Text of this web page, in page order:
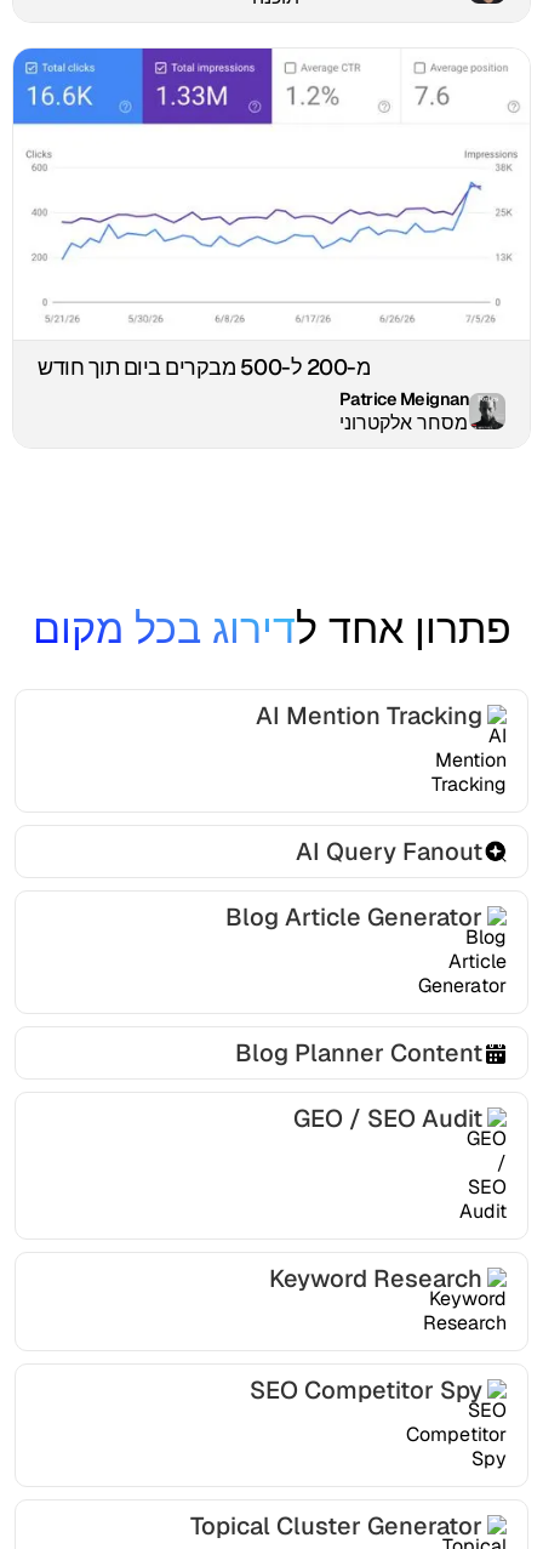
מ-200 ל-500 מבקרים ביום תוך חודש
Patrice Meignan
מסחר אלקטרוני
פתרון אחד לדירוג בכל מקום
AI Mention Tracking
AI Query Fanout
Blog Article Generator
Blog Planner Content
GEO / SEO Audit
Keyword Research
SEO Competitor Spy
Topical Cluster Generator